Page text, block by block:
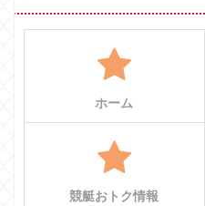
ホーム
競艇おトク情報